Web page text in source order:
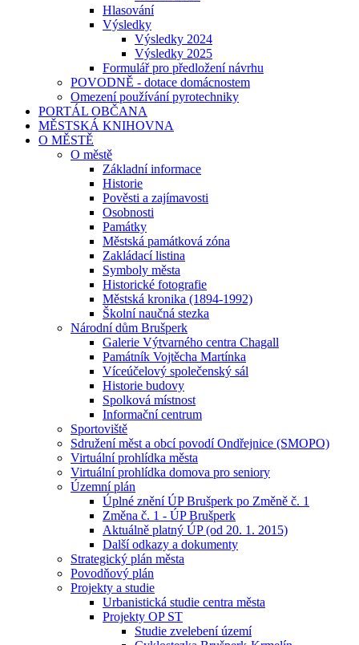
Hlasování
Výsledky
Výsledky 2024
Výsledky 2025
Formulář pro předložení návrhu
POVODNĚ - dotace domácnostem
Omezení používání pyrotechniky
PORTÁL OBČANA
MĚSTSKÁ KNIHOVNA
O MĚSTĚ
O městě
Základní informace
Historie
Pověsti a zajímavosti
Osobnosti
Památky
Městská památková zóna
Zakládací listina
Symboly města
Historické fotografie
Městská kronika (1894-1992)
Školní naučná stezka
Národní dům Brušperk
Galerie Výtvarného centra Chagall
Památník Vojtěcha Martínka
Víceúčelový společenský sál
Historie budovy
Spolková místnost
Informační centrum
Sportoviště
Sdružení měst a obcí povodí Ondřejnice (SMOPO)
Virtuální prohlídka města
Virtuální prohlídka domova pro seniory
Územní plán
Úplné znění ÚP Brušperk po Změně č. 1
Změna č. 1 - ÚP Brušperk
Aktuálně platný ÚP (od 20. 1. 2015)
Další odkazy a dokumenty
Strategický plán města
Povodňový plán
Projekty a studie
Urbanistická studie centra města
Projekty OP ST
Studie zvelebení území